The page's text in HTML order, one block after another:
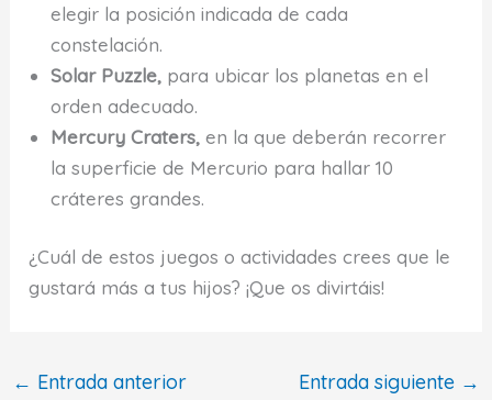
elegir la posición indicada de cada
constelación.
Solar Puzzle, para ubicar los planetas en el
orden adecuado.
Mercury Craters,en la que deberán recorrer
la superficie de Mercurio para hallar 10
cráteres grandes.
¿Cuál de estos juegos o actividades crees que le
gustará más a tus hijos? ¡Que os divirtáis!
← Entrada anterior Entrada siguiente →